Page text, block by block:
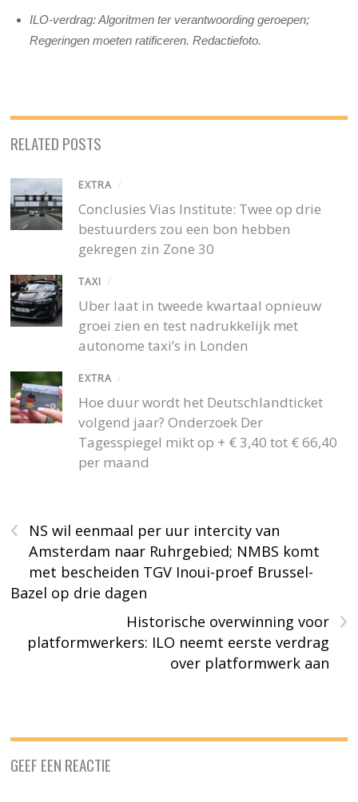
ILO-verdrag: Algoritmen ter verantwoording geroepen;
Regeringen moeten ratificeren. Redactiefoto.
RELATED POSTS
EXTRA /
Conclusies Vias Institute: Twee op drie
bestuurders zou een bon hebben
gekregen zin Zone 30
TAXI /
Uber laat in tweede kwartaal opnieuw
groei zien en test nadrukkelijk met
autonome taxi’s in Londen
EXTRA /
Hoe duur wordt het Deutschlandticket
volgend jaar? Onderzoek Der
Tagesspiegel mikt op + € 3,40 tot € 66,40
per maand
‹
NS wil eenmaal per uur intercity van
Amsterdam naar Ruhrgebied; NMBS komt
met bescheiden TGV Inoui-proef Brussel-
Bazel op drie dagen
›
Historische overwinning voor
platformwerkers: ILO neemt eerste verdrag
over platformwerk aan
GEEF EEN REACTIE